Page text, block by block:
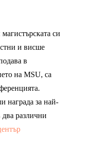
си
и висше
в
на MSU, са
награда за най-
два различни